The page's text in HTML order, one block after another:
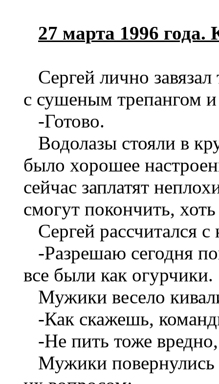
27 марта 1996 года.
Сергей лично
с сушеным трепангом
-Готово.
Водолазы стояли в
было хорошее
сейчас заплатят
смогут покончить,
Сергей рассчитался
-Разрешаю сегодня
все были как огурчики.
Мужики весело
-Как скажешь,
-Не пить тоже
Мужики повернулись